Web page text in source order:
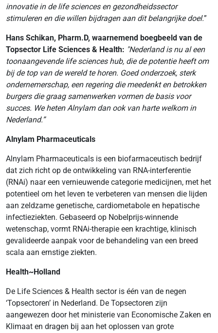
innovatie in de life sciences en gezondheidssector
stimuleren en die willen bijdragen aan dit belangrijke doel.”
Hans Schikan, Pharm.D, waarnemend boegbeeld van de
Topsector Life Sciences & Health: "Nederland is nu al een
toonaangevende life sciences hub, die de potentie heeft om
bij de top van de wereld te horen. Goed onderzoek, sterk
ondernemerschap, een regering die meedenkt en betrokken
burgers die graag samenwerken vormen de basis voor
succes. We heten Alnylam dan ook van harte welkom in
Nederland.”
Alnylam Pharmaceuticals
Alnylam Pharmaceuticals is een biofarmaceutisch bedrijf
dat zich richt op de ontwikkeling van RNA-interferentie
(RNAi) naar een vernieuwende categorie medicijnen, met het
potentieel om het leven te verbeteren van mensen die lijden
aan zeldzame genetische, cardiometabole en hepatische
infectieziekten. Gebaseerd op Nobelprijs-winnende
wetenschap, vormt RNAi-therapie een krachtige, klinisch
gevalideerde aanpak voor de behandeling van een breed
scala aan ernstige ziekten.
Health~Holland
De Life Sciences & Health sector is één van de negen
‘Topsectoren’ in Nederland. De Topsectoren zijn
aangewezen door het ministerie van Economische Zaken en
Klimaat en dragen bij aan het oplossen van grote